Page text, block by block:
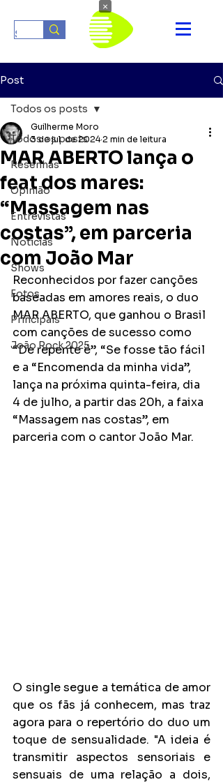
Post
Todos os posts
Resenhas
Opinião
Entrevistas
Notícias
Shows
Fotos
Principais
João Rock 2025
Todos os posts
MAR ABERTO lança o
feat dos mares:
“Massagem nas
costas”, em parceria
com João Mar
Guilherme Moro
3 de jul. de 2024 2 min de leitura
Reconhecidos por fazer canções
baseadas em amores reais, o duo
MAR ABERTO, que ganhou o Brasil
com canções de sucesso como
“De repente é”, “Se fosse tão fácil
e a “Encomenda da minha vida”,
lança na próxima quinta-feira, dia
4 de julho, a partir das 20h, a faixa
“Massagem nas costas”, em
parceria com o cantor João Mar.
O single segue a temática de amor
que os fãs já conhecem, mas traz
agora para o repertório do duo um
toque de sensualidade. "A ideia é
transmitir aspectos sensoriais e
sensuais de uma relação a dois,
×